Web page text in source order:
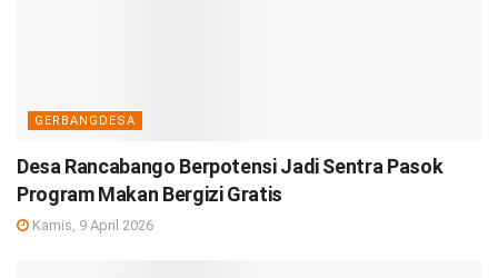
GERBANGDESA
Desa Rancabango Berpotensi Jadi Sentra Pasok
Program Makan Bergizi Gratis
Kamis, 9 April 2026